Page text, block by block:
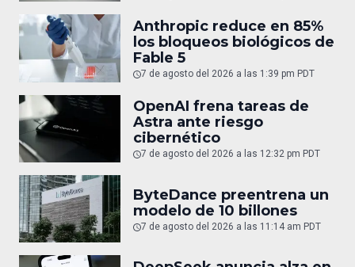
Anthropic reduce en 85%
los bloqueos biológicos de
Fable 5
7 de agosto del 2026 a las 1:39 pm PDT
OpenAI frena tareas de
Astra ante riesgo
cibernético
7 de agosto del 2026 a las 12:32 pm PDT
ByteDance preentrena un
modelo de 10 billones
7 de agosto del 2026 a las 11:14 am PDT